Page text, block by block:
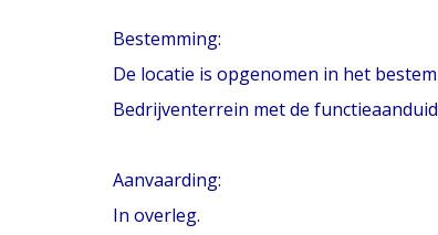
Bestemming:
De locatie is opgenomen in het
Bedrijventerrein met de
Aanvaarding:
In overleg.